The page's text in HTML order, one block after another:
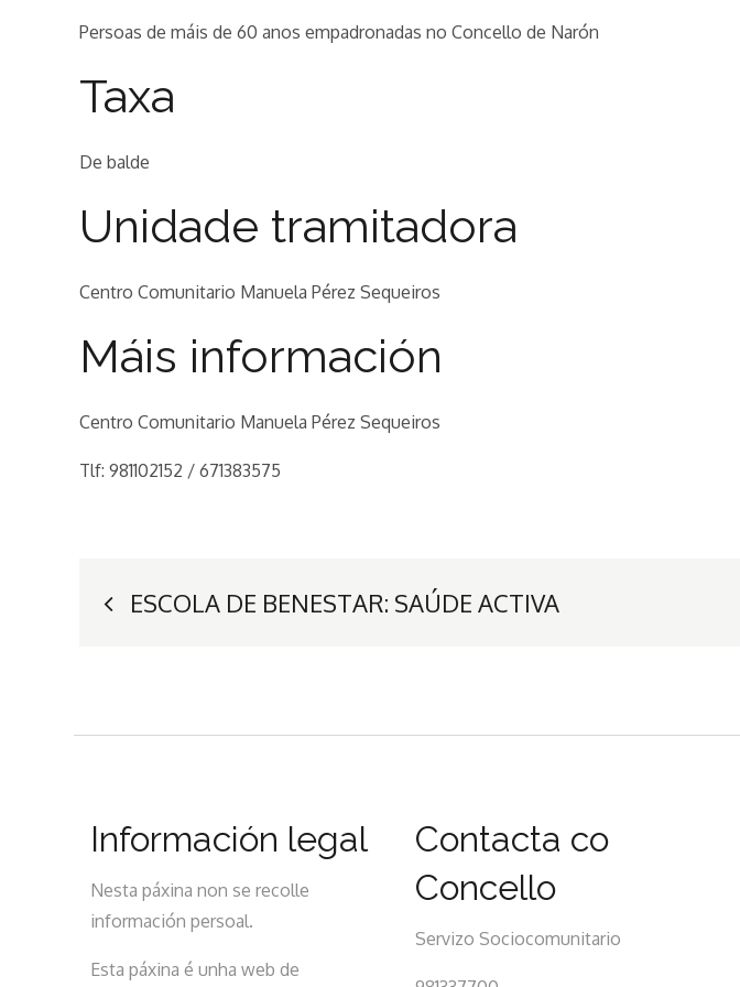
Persoas de máis de 60 anos empadronadas no Concello de Narón
Taxa
De balde
Unidade tramitadora
Centro Comunitario Manuela Pérez Sequeiros
Máis información
Centro Comunitario Manuela Pérez Sequeiros
Tlf: 981102152 / 671383575
Navegación
ESCOLA DE BENESTAR: SAÚDE ACTIVA
Información legal
Nesta páxina non se recolle
información persoal.
Esta páxina é unha web de
Contacta co
Concello
Servizo Sociocomunitario